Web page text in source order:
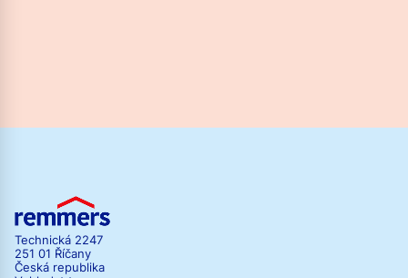
Technická 2247
251 01 Říčany
Česká republika